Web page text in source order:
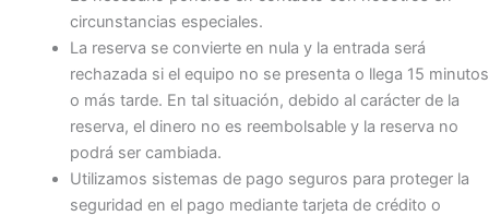
circunstancias especiales.
La reserva se convierte en nula y la entrada será
rechazada si el equipo no se presenta o llega 15 minutos
o más tarde. En tal situación, debido al carácter de la
reserva, el dinero no es reembolsable y la reserva no
podrá ser cambiada.
Utilizamos sistemas de pago seguros para proteger la
seguridad en el pago mediante tarjeta de crédito o